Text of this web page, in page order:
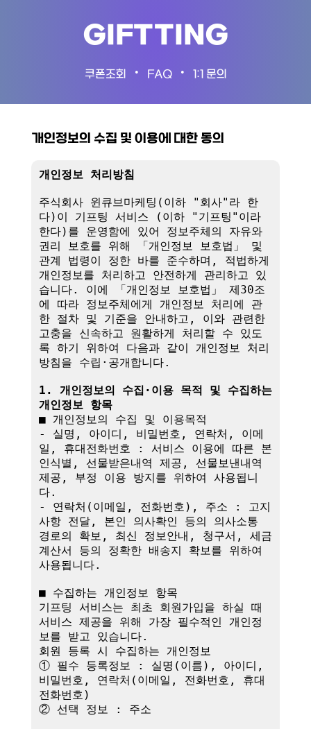
GIFTTING
쿠폰조회 • FAQ • 1:1 문의
개인정보의 수집 및 이용에 대한 동의
개인정보 처리방침
주식회사 윈큐브마케팅(이하 "회사"라 한
다)이 기프팅 서비스 (이하 "기프팅"이라
한다)를 운영함에 있어 정보주체의 자유와
권리 보호를 위해 「개인정보 보호법」 및
관계 법령이 정한 바를 준수하며, 적법하게
개인정보를 처리하고 안전하게 관리하고 있
습니다. 이에 「개인정보 보호법」 제30조
에 따라 정보주체에게 개인정보 처리에 관
한 절차 및 기준을 안내하고, 이와 관련한
고충을 신속하고 원활하게 처리할 수 있도
록 하기 위하여 다음과 같이 개인정보 처리
방침을 수립·공개합니다.
1. 개인정보의 수집·이용 목적 및 수집하는
개인정보 항목
■ 개인정보의 수집 및 이용목적
- 실명, 아이디, 비밀번호, 연락처, 이메
일, 휴대전화번호 : 서비스 이용에 따른 본
인식별, 선물받은내역 제공, 선물보낸내역
제공, 부정 이용 방지를 위하여 사용됩니
다.
- 연락처(이메일, 전화번호), 주소 : 고지
사항 전달, 본인 의사확인 등의 의사소통
경로의 확보, 최신 정보안내, 청구서, 세금
계산서 등의 정확한 배송지 확보를 위하여
사용됩니다.
■ 수집하는 개인정보 항목
기프팅 서비스는 최초 회원가입을 하실 때
서비스 제공을 위해 가장 필수적인 개인정
보를 받고 있습니다.
회원 등록 시 수집하는 개인정보
① 필수 등록정보 : 실명(이름), 아이디,
비밀번호, 연락처(이메일, 전화번호, 휴대
전화번호)
② 선택 정보 : 주소